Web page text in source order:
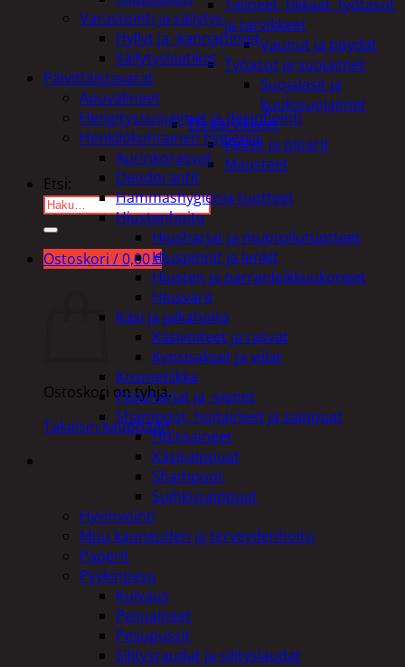
Telineet, tikkaat, työtasot
ja tarvikkeet
Vaunut ja pöydät
Työasut ja suojaimet
Suojalasit ja
kuulosuojaimet
Elintarvikkeet
Keksit ja piparit
Mausteet
Etsi:
Ostoskori /0,00€
Ostoskori on tyhjä.
Takaisin kauppaan
Varastointi ja säilytys
Hyllyt ja -kannattimet
Säilytyslaatikot
Päivittäistavarat
Apuvälineet
Hengityssuojaimet ja desinfiointi
Henkilökohtainen hygienia
Aurinkorasvat
Deodorantit
Hammashygienia tuotteet
Hiustenhoito
Hiusharjat ja muotoilutuotteet
Hiuspinnit ja lenkit
Hiusten ja parranleikkuukoneet
Hiusvärit
Käsi ja jalkahoito
Käsivoiteet ja rasvat
Kynsisakset ja viilat
Kosmetiikka
Pesuharjat ja -sienet
Shampoot, hoitaineet ja saippuat
Hoitoaineet
Käsisaippuat
Shampoot
Suihkusaippuat
Hyvinvointi
Muu kauneuden ja terveydenhoito
Paperit
Pyykinpesu
Kuivaus
Pesuaineet
Pesupussit
Silitysraudat ja silityslaudat